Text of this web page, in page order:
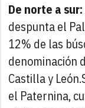
De norte a
despunta el
12% de las
denominación
Castilla y León.
el Paternina,